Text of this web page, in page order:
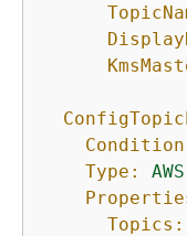
Type:
Topics: